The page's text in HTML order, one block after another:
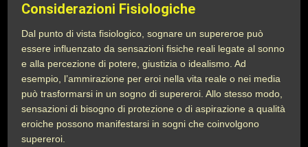
Considerazioni Fisiologiche
Dal punto di vista fisiologico, sognare un supereroe può
essere influenzato da sensazioni fisiche reali legate al sonno
e alla percezione di potere, giustizia o idealismo. Ad
esempio, l’ammirazione per eroi nella vita reale o nei media
può trasformarsi in un sogno di supereroi. Allo stesso modo,
sensazioni di bisogno di protezione o di aspirazione a qualità
eroiche possono manifestarsi in sogni che coinvolgono
supereroi.